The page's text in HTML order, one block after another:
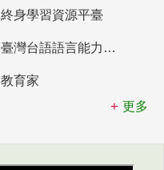
終身學習資源平臺
臺灣台語語言能力認證網站
教育家
更多